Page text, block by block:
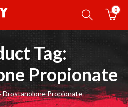
0
Tag:
Propionate
Drostanolone Propionate